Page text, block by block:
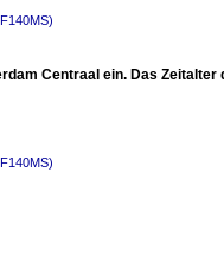
Centraal ein. Das